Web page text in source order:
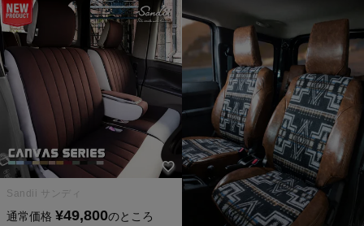
Sandii サンディ
通常価格 ¥49,800のところ